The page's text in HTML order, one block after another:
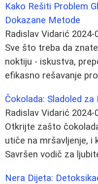
Kako Rešiti Problem
Dokazane Metode
Radislav Vidarić 2024-
Sve što treba da
noktiju - iskustva,
efikasno rešavanje
Čokolada: Sladoled za
Radislav Vidarić 2024-
Otkrijte zašto
utiče na mršavljenje, i
Savršen vodič za
Nera Dijeta: